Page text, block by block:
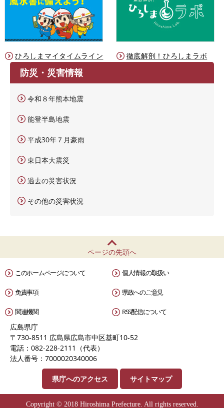
ひろしまマイタイムライン 徹底解剖！ひろしまラボ
防災・災害情報
令和８年熊本地震
能登半島地震
平成30年７月豪雨
東日本大震災
過去の災害状況
その他の災害状況
ページの先頭へ
このホームページについて 個人情報の取扱い
免責事項 県政へのご意見
関連機関 RSS配信について
広島県庁
〒730-8511 広島県広島市中区基町10-52
電話：082-228-2111（代表）
法人番号：7000020340006
県庁へのアクセス サイトマップ
Copyright © 2018 Hiroshima Prefecture. All rights reserved.